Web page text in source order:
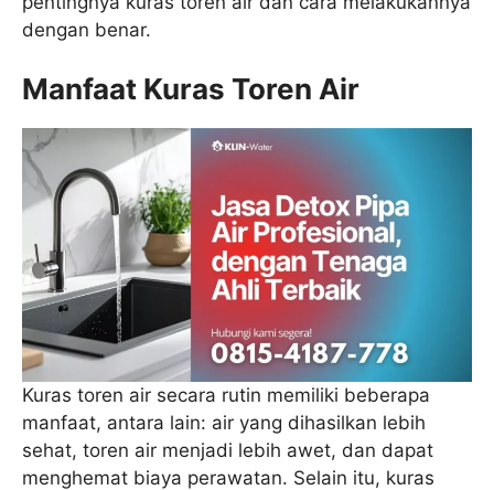
dengan benar.
Manfaat Kuras Toren Air
Kuras toren air secara rutin memiliki beberapa
manfaat, antara lain: air yang dihasilkan lebih
sehat, toren air menjadi lebih awet, dan dapat
menghemat biaya perawatan. Selain itu, kuras